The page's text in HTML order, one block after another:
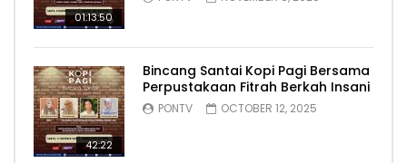
01:13:50
42:22
Bincang Santai Kopi Pagi Bersama
Perpustakaan Fitrah Berkah Insani
PONTV OCTOBER 12, 2025